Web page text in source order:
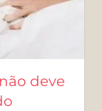
deve